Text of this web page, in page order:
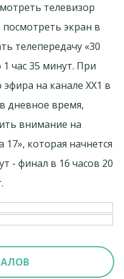
телевизор
экран в
телепередачу «30
час 35 минут. При
на канале ХХ1 в
дневное время,
внимание на
которая начнется
- финал в 16 часов 20